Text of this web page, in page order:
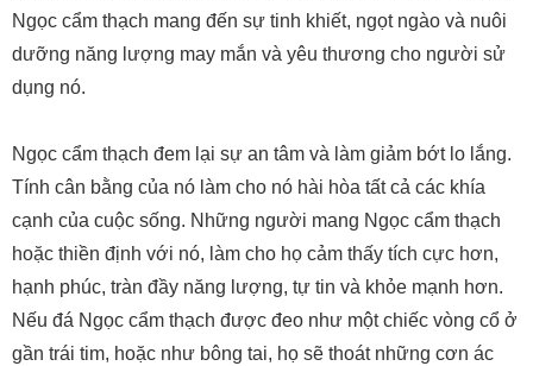
Ngọc cẩm thạch mang đến sự tinh khiết, ngọt ngào và nuôi
dưỡng năng lượng may mắn và yêu thương cho người sử
dụng nó.
Ngọc cẩm thạch đem lại sự an tâm và làm giảm bớt lo lắng.
Tính cân bằng của nó làm cho nó hài hòa tất cả các khía
cạnh của cuộc sống. Những người mang Ngọc cẩm thạch
hoặc thiền định với nó, làm cho họ cảm thấy tích cực hơn,
hạnh phúc, tràn đầy năng lượng, tự tin và khỏe mạnh hơn.
Nếu đá Ngọc cẩm thạch được đeo như một chiếc vòng cổ ở
gần trái tim, hoặc như bông tai, họ sẽ thoát những cơn ác